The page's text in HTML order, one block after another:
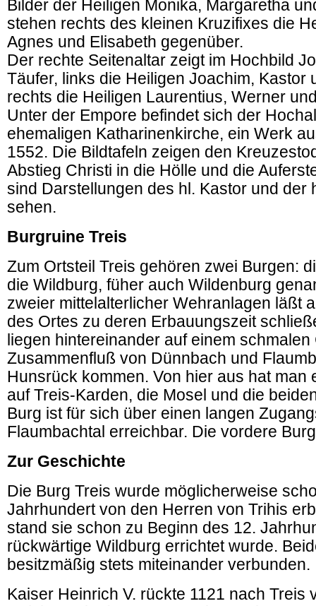
Bilder der Heiligen Monika, Margaretha
stehen rechts des kleinen Kruzifixes die
Agnes und Elisabeth gegenüber.
Der rechte Seitenaltar zeigt im Hochbild
Täufer, links die Heiligen Joachim, Kastor
rechts die Heiligen Laurentius, Werner
Unter der Empore befindet sich der
ehemaligen Katharinenkirche, ein Werk
1552. Die Bildtafeln zeigen den
Abstieg Christi in die Hölle und die
sind Darstellungen des hl. Kastor und der
sehen.
Burgruine Treis
Zum Ortsteil Treis gehören zwei Burgen:
die Wildburg, füher auch Wildenburg
zweier mittelalterlicher Wehranlagen läßt
des Ortes zu deren Erbauungszeit
liegen hintereinander auf einem
Zusammenfluß von Dünnbach und
Hunsrück kommen. Von hier aus hat man
auf Treis-Karden, die Mosel und die
Burg ist für sich über einen langen
Flaumbachtal erreichbar. Die vordere
Zur Geschichte
Die Burg Treis wurde möglicherweise
Jahrhundert von den Herren von Trihis
stand sie schon zu Beginn des 12.
rückwärtige Wildburg errichtet wurde.
besitzmäßig stets miteinander verbunden.
Kaiser Heinrich V. rückte 1121 nach Treis